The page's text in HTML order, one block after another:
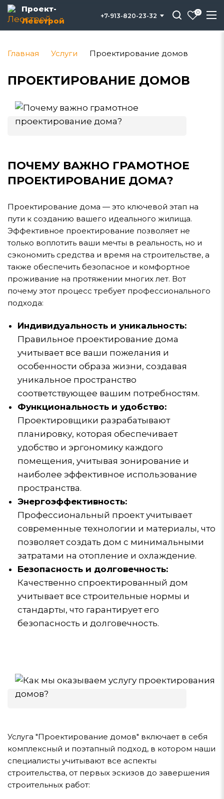
Проект-
Лесстрой
+7-913-820-23-32 0
Главная Услуги Проектирование домов
ПРОЕКТИРОВАНИЕ ДОМОВ
ПОЧЕМУ ВАЖНО ГРАМОТНОЕ
ПРОЕКТИРОВАНИЕ ДОМА?
Проектирование дома — это ключевой этап на
пути к созданию вашего идеального жилища.
Эффективное проектирование позволяет не
только воплотить ваши мечты в реальность, но и
сэкономить средства и время на строительстве, а
также обеспечить безопасное и комфортное
проживание на протяжении многих лет. Вот
почему этот процесс требует профессионального
подхода:
Индивидуальность и уникальность:
Правильное проектирование дома
учитывает все ваши пожелания и
особенности образа жизни, создавая
уникальное пространство
соответствующее вашим потребностям.
Функциональность и удобство:
Проектировщики разрабатывают
планировку, которая обеспечивает
удобство и эргономику каждого
помещения, учитывая зонирование и
наиболее эффективное использование
пространства.
Энергоэффективность:
Профессиональный проект учитывает
современные технологии и материалы, что
позволяет создать дом с минимальными
затратами на отопление и охлаждение.
Безопасность и долговечность:
Качественно спроектированный дом
учитывает все строительные нормы и
стандарты, что гарантирует его
безопасность и долговечность.
Услуга "Проектирование домов" включает в себя
комплексный и поэтапный подход, в котором наши
специалисты учитывают все аспекты
строительства, от первых эскизов до завершения
строительных работ: